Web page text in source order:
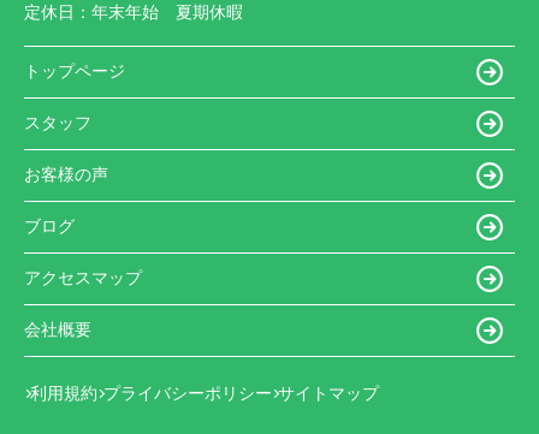
定休日： 年末年始 夏期休暇
トップページ
スタッフ
お客様の声
ブログ
アクセスマップ
会社概要
利用規約 プライバシーポリシー サイトマップ